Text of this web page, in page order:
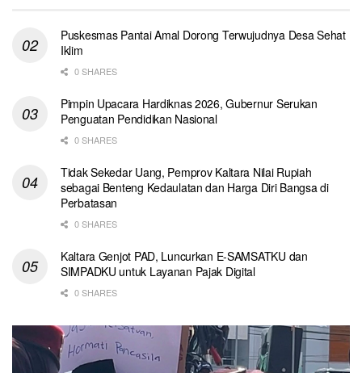
Puskesmas Pantai Amal Dorong Terwujudnya Desa Sehat
Iklim
0 SHARES
Pimpin Upacara Hardiknas 2026, Gubernur Serukan
Penguatan Pendidikan Nasional
0 SHARES
Tidak Sekedar Uang, Pemprov Kaltara Nilai Rupiah
sebagai Benteng Kedaulatan dan Harga Diri Bangsa di
Perbatasan
0 SHARES
Kaltara Genjot PAD, Luncurkan E-SAMSATKU dan
SIMPADKU untuk Layanan Pajak Digital
0 SHARES